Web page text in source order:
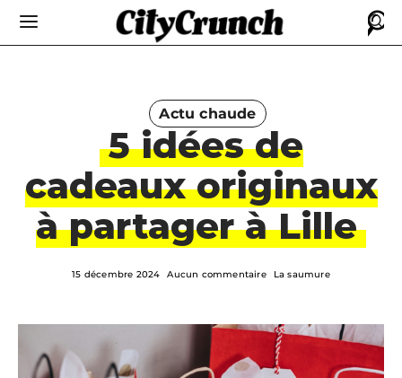
Actu chaude
5 idées de
cadeaux originaux
à partager à Lille
15 décembre 2024 Aucun commentaire La saumure